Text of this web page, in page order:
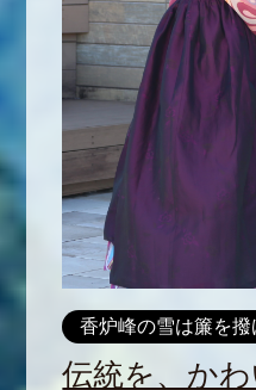
香炉峰の雪は簾を撥
伝統を、かわ